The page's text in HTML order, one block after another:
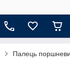
Палець